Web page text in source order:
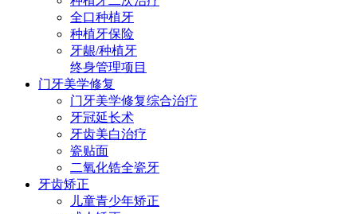
全口种植牙
种植牙保险
牙龈/种植牙
终身管理项目
门牙美学修复
门牙美学修复综合治疗
牙冠延长术
牙齿美白治疗
瓷贴面
二氧化锆全瓷牙
牙齿矫正
儿童青少年矫正